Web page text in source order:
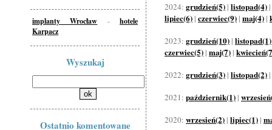
implanty Wrocław -hotele
Karpacz
Wyszukaj
Ostatnio komentowane
2024: grudzień(5) | listopad(4) |
lipiec(6) | czerwiec(9) | maj(4) |
2023: grudzień(10) | listopad(1)
czerwiec(5) | maj(7) |
2022: grudzień(3) | listopad(2) |
2021: październik(1) |
2020: wrzesień(2) | lipiec(1) |